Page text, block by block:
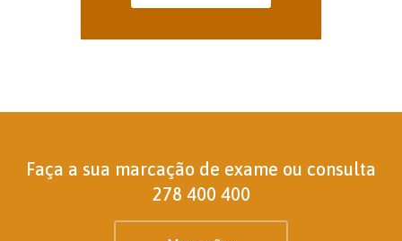
Faça a sua marcação de exame ou consulta
278 400 400